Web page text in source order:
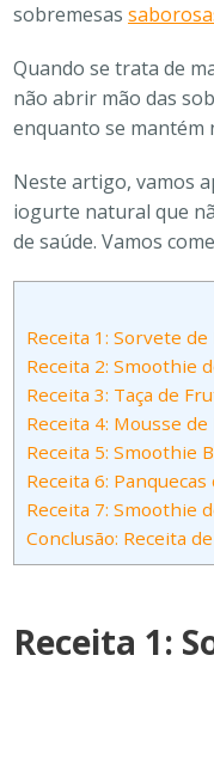
sobremesas
Quando se trata de
não abrir mão das
enquanto se mantém
Neste artigo, vamos
iogurte natural que
de saúde. Vamos
Receita 1: Sorvete
Receita 2: Smoothie
Receita 3: Taça de
Receita 4: Mousse
Receita 5: Smoothie
Receita 6:
Receita 7: Smoothie
Conclusão: Receita
Receita 1: